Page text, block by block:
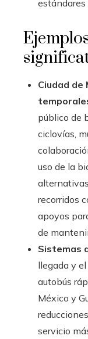
Ciudad de
público de
ciclovías,
uso de la
recorridos
apoyos
de
Sistemas
llegada y
autobús
México y
servicio